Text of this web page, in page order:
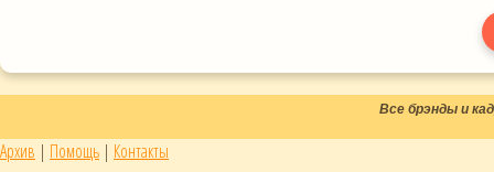
Все брэнды и
Архив | Помощь | Контакты